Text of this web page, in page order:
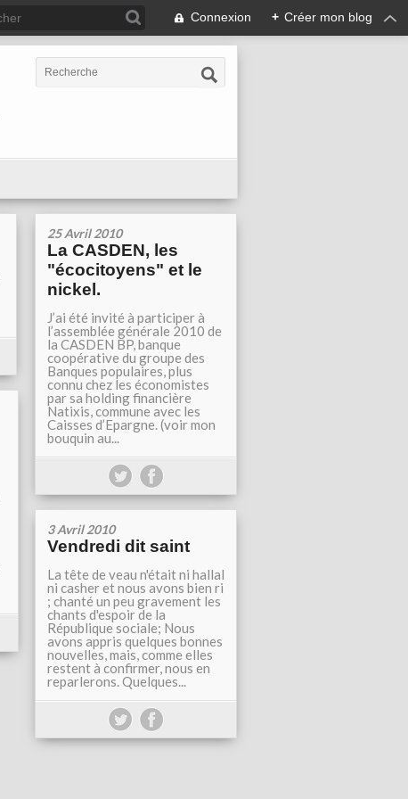
Connexion + Créer mon blog
25 Avril 2010
La CASDEN, les
"écocitoyens" et le
nickel.
J’ai été invité à participer à
l’assemblée générale 2010 de
la CASDEN BP, banque
coopérative du groupe des
Banques populaires, plus
connu chez les économistes
par sa holding financière
Natixis, commune avec les
Caisses d’Epargne. (voir mon
bouquin au...
3 Avril 2010
Vendredi dit saint
La tête de veau n'était ni hallal
ni casher et nous avons bien ri
; chanté un peu gravement les
chants d'espoir de la
République sociale; Nous
avons appris quelques bonnes
nouvelles, mais, comme elles
restent à confirmer, nous en
reparlerons. Quelques...